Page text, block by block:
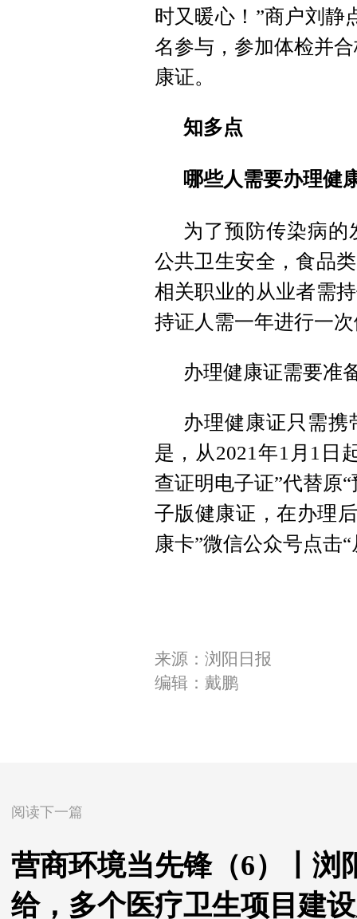
时又暖心！”商户刘静
名参与，参加体检并
康证。
知多点
哪些人需要办理健
为了预防传染病
公共卫生安全，食品
相关职业的从业者需
持证人需一年进行一
办理健康证需要准
办理健康证只需
是，从2021年1月1日
查证明电子证”代替原
子版健康证，在办理
康卡”微信公众号点击
来源：浏阳日报
编辑：戴鹏
阅读下一篇
营商环境当先锋（6）丨浏
给，多个医疗卫生项目建